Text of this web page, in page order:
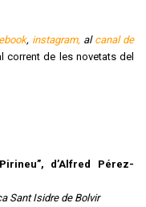
, instagram, al canal de
corrent de les novetats del
d’Alfred Pérez-
Sant Isidre de Bolvir